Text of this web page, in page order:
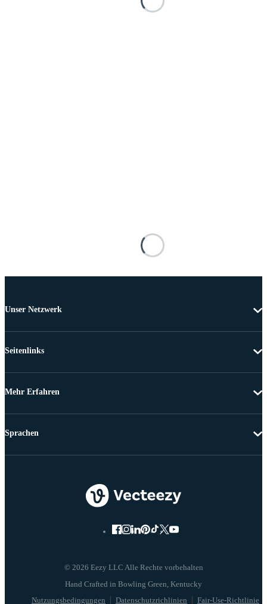
Unser Netzwerk
Seitenlinks
Mehr Erfahren
© 2026 Eezy LLC Alle Rechte vorbehalten
Nutzungsbedingungen Datenschutzrichlinien Fair-Use-Richtlinie
Sprachen